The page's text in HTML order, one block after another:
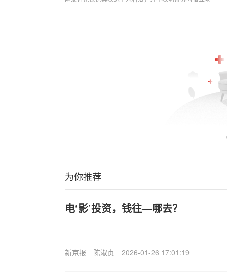
为你推荐
电‘影’投资，钱往—哪去？
新京报 陈淑贞 2026-01-26 17:01:19